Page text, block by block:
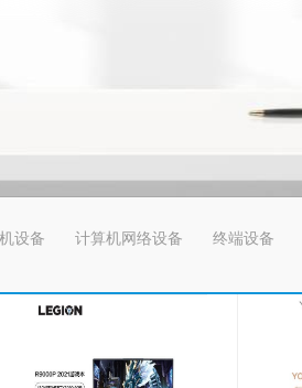
设备 计算机网络设备 终端设备